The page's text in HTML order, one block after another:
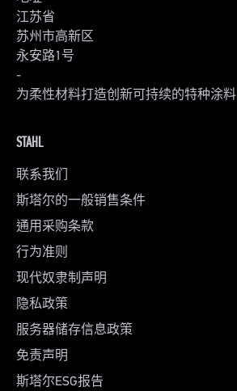
江苏省
苏州市高新区
永安路1号
-
为柔性材料打造创新可持续的特种涂料
STAHL
联系我们
斯塔尔的一般销售条件
通用采购条款
行为准则
现代奴隶制声明
隐私政策
服务器储存信息政策
免责声明
斯塔尔ESG报告